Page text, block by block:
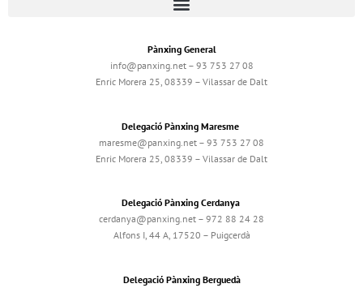
Pànxing General
info@panxing.net – 93 753 27 08
Enric Morera 25, 08339 – Vilassar de Dalt
Delegació Pànxing Maresme
maresme@panxing.net – 93 753 27 08
Enric Morera 25, 08339 – Vilassar de Dalt
Delegació Pànxing Cerdanya
cerdanya@panxing.net – 972 88 24 28
Alfons I, 44 A, 17520 – Puigcerdà
Delegació Pànxing Berguedà